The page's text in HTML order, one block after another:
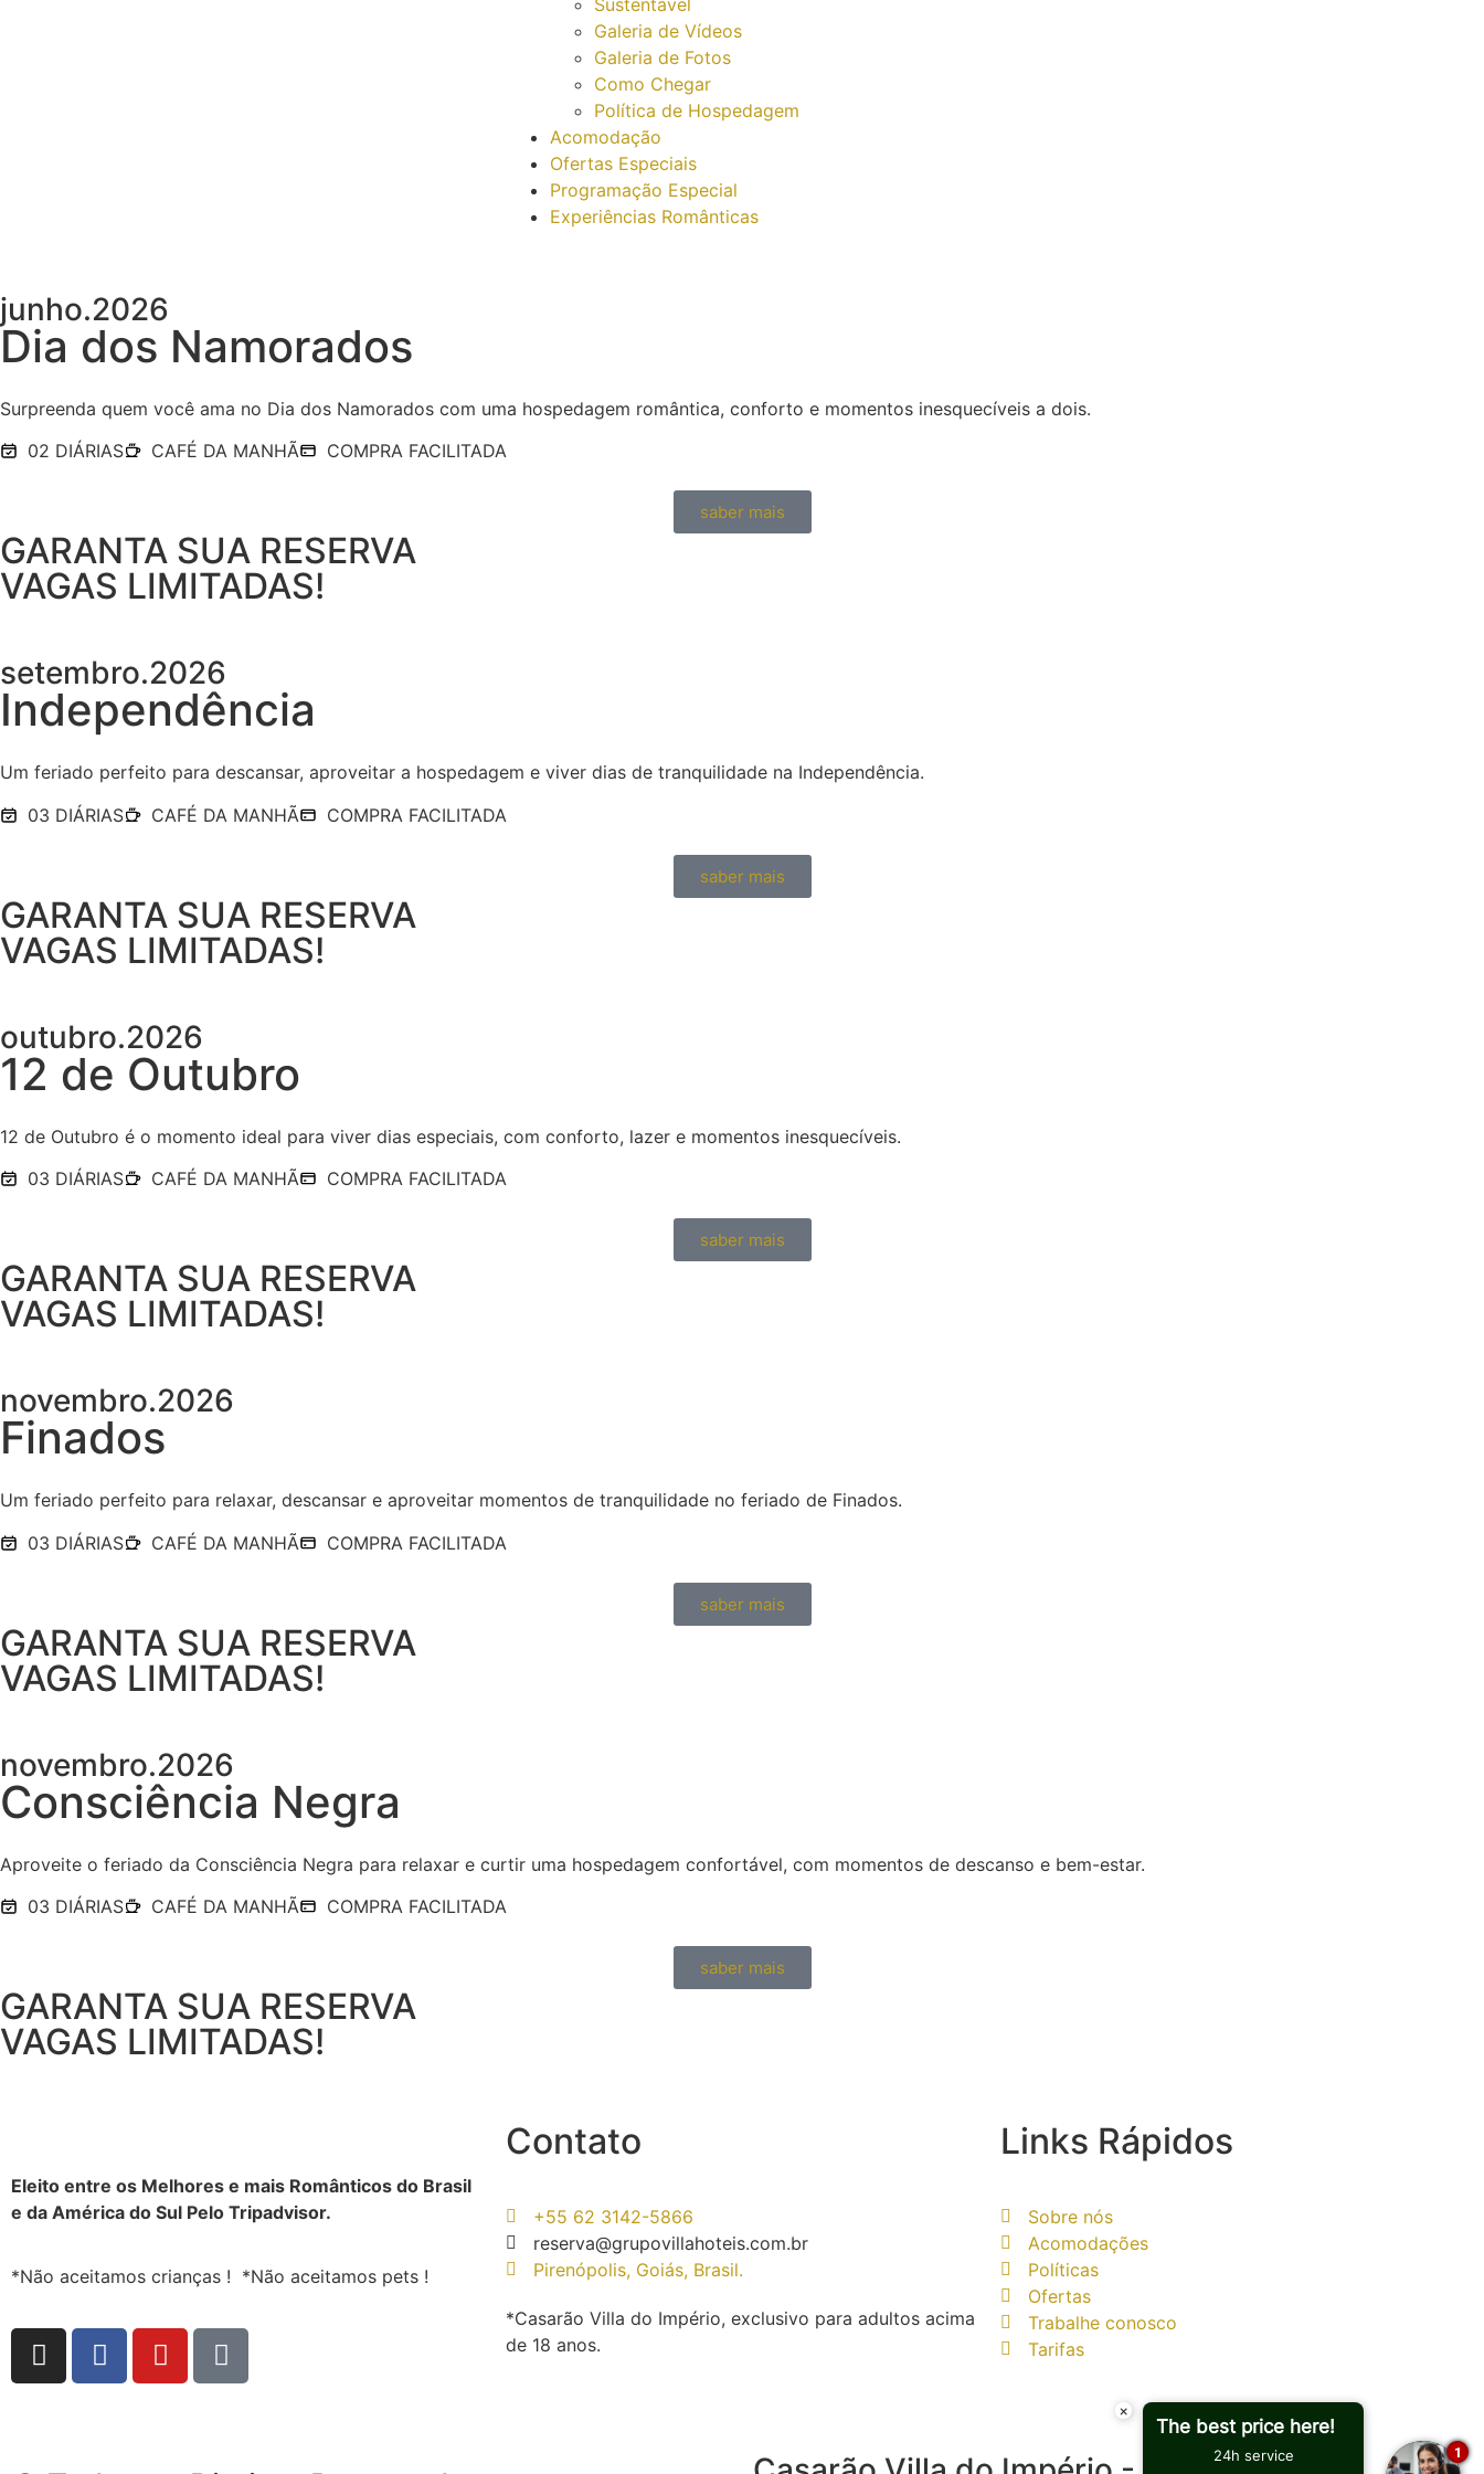
Sustentável
Galeria de Vídeos
Galeria de Fotos
Como Chegar
Política de Hospedagem
Acomodação
Ofertas Especiais
Programação Especial
Experiências Românticas
junho.2026
Dia dos Namorados
Surpreenda quem você ama no Dia dos Namorados com uma hospedagem romântica, conforto e momentos inesquecíveis a dois.
02 DIÁRIAS
CAFÉ DA MANHÃ COMPRA FACILITADA
saber mais
GARANTA SUA RESERVA
VAGAS LIMITADAS!
setembro.2026
Independência
Um feriado perfeito para descansar, aproveitar a hospedagem e viver dias de tranquilidade na Independência.
03 DIÁRIAS
CAFÉ DA MANHÃ COMPRA FACILITADA
saber mais
GARANTA SUA RESERVA
VAGAS LIMITADAS!
outubro.2026
12 de Outubro
12 de Outubro é o momento ideal para viver dias especiais, com conforto, lazer e momentos inesquecíveis.
03 DIÁRIAS
CAFÉ DA MANHÃ COMPRA FACILITADA
saber mais
GARANTA SUA RESERVA
VAGAS LIMITADAS!
novembro.2026
Finados
Um feriado perfeito para relaxar, descansar e aproveitar momentos de tranquilidade no feriado de Finados.
03 DIÁRIAS
CAFÉ DA MANHÃ COMPRA FACILITADA
saber mais
GARANTA SUA RESERVA
VAGAS LIMITADAS!
novembro.2026
Consciência Negra
Aproveite o feriado da Consciência Negra para relaxar e curtir uma hospedagem confortável, com momentos de descanso e bem-estar.
03 DIÁRIAS
CAFÉ DA MANHÃ COMPRA FACILITADA
saber mais
GARANTA SUA RESERVA
VAGAS LIMITADAS!
Eleito entre os Melhores e mais Românticos do Brasil
e da América do Sul Pelo Tripadvisor.
takipçi
Escort
siteleri
siteleri
bonusu
goranda.com
betist
betist
*Não aceitamos crianças ! *Não aceitamos pets !
takipçi
hilesi
Escort
siteleri
siteleri
bonusu
betist
Contato
+55 62 3142-5866
reserva@grupovillahoteis.com.br
Pirenópolis, Goiás, Brasil.
*Casarão Villa do Império, exclusivo para adultos acima
de 18 anos.
Links Rápidos
Sobre nós
Acomodações
Políticas
Ofertas
Trabalhe conosco
Tarifas
×
The best price here!
24h service 1